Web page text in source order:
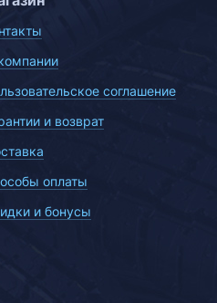
соглашение
и возврат
оплаты
и бонусы